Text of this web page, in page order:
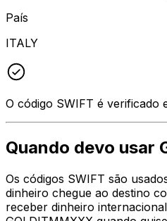
País
ITALY
O código SWIFT é verificado
Quando devo usar
Os códigos SWIFT são
dinheiro chegue ao destino
receber dinheiro